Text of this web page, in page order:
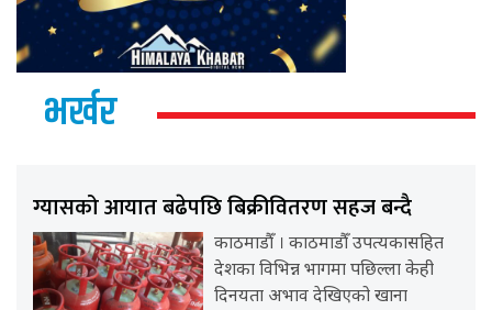
भर्खर
ग्यासको आयात बढेपछि बिक्रीवितरण सहज बन्दै
काठमाडौँ । काठमाडौँ उपत्यकासहित
देशका विभिन्न भागमा पछिल्ला केही
दिनयता अभाव देखिएको खाना